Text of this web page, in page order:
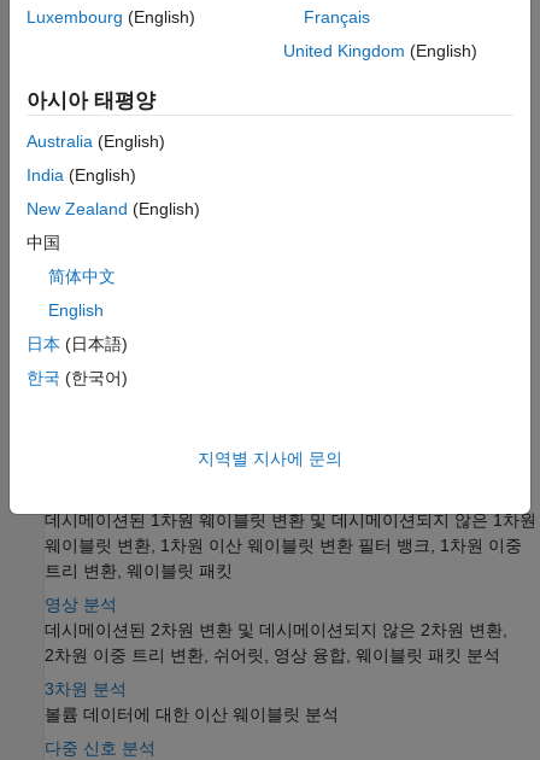
영상에 대한 최적의 웨이블릿 패킷 변환을 결정합니다. 웨이블릿
주요 항목
데시메이션된 1차원 웨이블릿 변환 및 데시메이션되지 않은 1차원
웨이블릿 변환, 1차원 이산 웨이블릿 변환 필터 뱅크, 1차원 이중
트리 변환, 웨이블릿 패킷
영상 분석
데시메이션된 2차원 변환 및 데시메이션되지 않은 2차원 변환,
2차원 이중 트리 변환, 쉬어릿, 영상 융합, 웨이블릿 패킷 분석
3차원 분석
볼륨 데이터에 대한 이산 웨이블릿 분석
다중 신호 분석
Luxembourg (English)
Français
United Kingdom (English)
아시아 태평양
Australia (English)
India (English)
New Zealand (English)
中国
简体中文
English
日本 (日本語)
한국 (한국어)
지역별 지사에 문의